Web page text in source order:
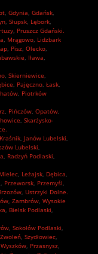
, Gdynia, Gdańsk,
, Słupsk, Lębork,
, Pruszcz Gdański.
, Mrągowo, Lidzbark
, Pisz, Olecko,
, Iława,
, Skierniewice,
, Pajęczno, Łask,
, Piotrków
, Pińczów, Opatów,
, Skarżysko-
Kraśnik, Janów Lubelski,
Lubelski,
, Radzyń Podlaski,
Mielec, Leżajsk, Dębica,
, Przeworsk, Przemyśl,
, Ustrzyki Dolne.
, Zambrów, Wysokie
, Bielsk Podlaski,
, Sokołów Podlaski,
Zwoleń, Szydłowiec,
Wyszków, Przasnysz,